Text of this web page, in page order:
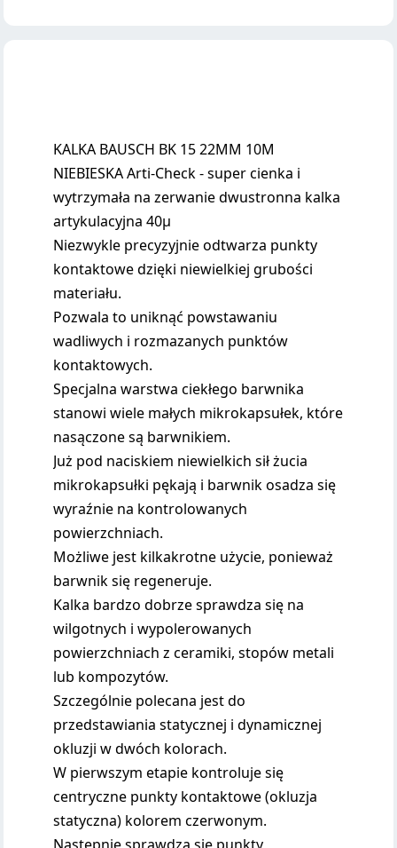
KALKA BAUSCH BK 15 22MM 10M
NIEBIESKA Arti-Check - super cienka i
wytrzymała na zerwanie dwustronna kalka
artykulacyjna 40µ
Niezwykle precyzyjnie odtwarza punkty
kontaktowe dzięki niewielkiej grubości
materiału.
Pozwala to uniknąć powstawaniu
wadliwych i rozmazanych punktów
kontaktowych.
Specjalna warstwa ciekłego barwnika
stanowi wiele małych mikrokapsułek, które
nasączone są barwnikiem.
Już pod naciskiem niewielkich sił żucia
mikrokapsułki pękają i barwnik osadza się
wyraźnie na kontrolowanych
powierzchniach.
Możliwe jest kilkakrotne użycie, ponieważ
barwnik się regeneruje.
Kalka bardzo dobrze sprawdza się na
wilgotnych i wypolerowanych
powierzchniach z ceramiki, stopów metali
lub kompozytów.
Szczególnie polecana jest do
przedstawiania statycznej i dynamicznej
okluzji w dwóch kolorach.
W pierwszym etapie kontroluje się
centryczne punkty kontaktowe (okluzja
statyczna) kolorem czerwonym.